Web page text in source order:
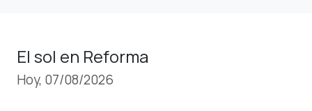
El sol en Reforma
Hoy, 07/08/2026